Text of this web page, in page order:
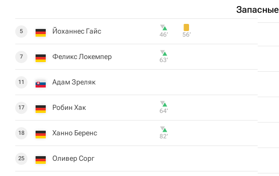
Запасные
5 Йоханнес Гайс 46‎’‎ 56‎’‎
7 Феликс Локемпер 63‎’‎
11 Адам Зреляк
17 Робин Хак 64‎’‎
18 Ханно Беренс 82‎’‎
25 Оливер Сорг